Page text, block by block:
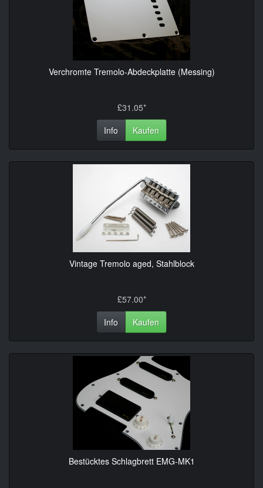
Verchromte Tremolo-Abdeckplatte (Messing)
£31.05*
Info
Kaufen
Vintage Tremolo aged, Stahlblock
£57.00*
Info
Kaufen
Bestücktes Schlagbrett EMG-MK1